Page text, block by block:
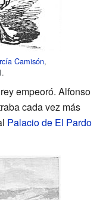
Camisón,
empeoró. Alfonso
cada vez más
Palacio de El Pardo